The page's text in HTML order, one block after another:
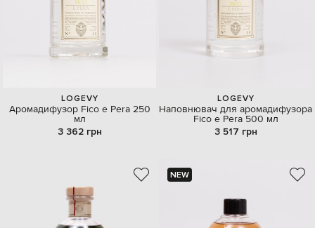
LOGEVY
Аромадифузор Fico e Pera 250
мл
3 362 грн
LOGEVY
Наповнювач для аромадифузора
Fico e Pera 500 мл
3 517 грн
NEW